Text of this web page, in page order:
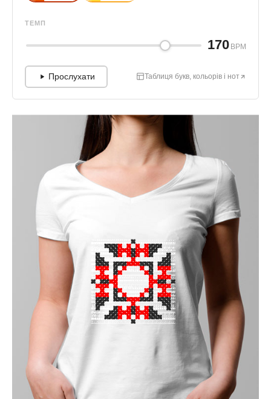
ТЕМП
170 BPM
Прослухати Таблиця букв, кольорів і нот